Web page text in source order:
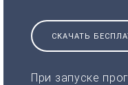
СКАЧАТЬ
При запуске